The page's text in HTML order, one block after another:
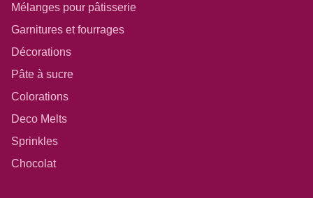
Mélanges pour pâtisserie
Garnitures et fourrages
Décorations
Pâte à sucre
Colorations
Deco Melts
Sprinkles
Chocolat